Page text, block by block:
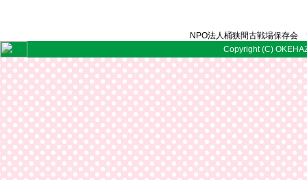
NPO法人桶狭間古戦場保存
Copyright (C)